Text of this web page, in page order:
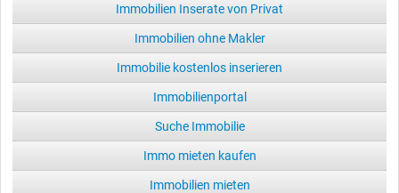
Immobilien Inserate von Privat
Immobilien ohne Makler
Immobilie kostenlos inserieren
Immobilienportal
Suche Immobilie
Immo mieten kaufen
Immobilien mieten